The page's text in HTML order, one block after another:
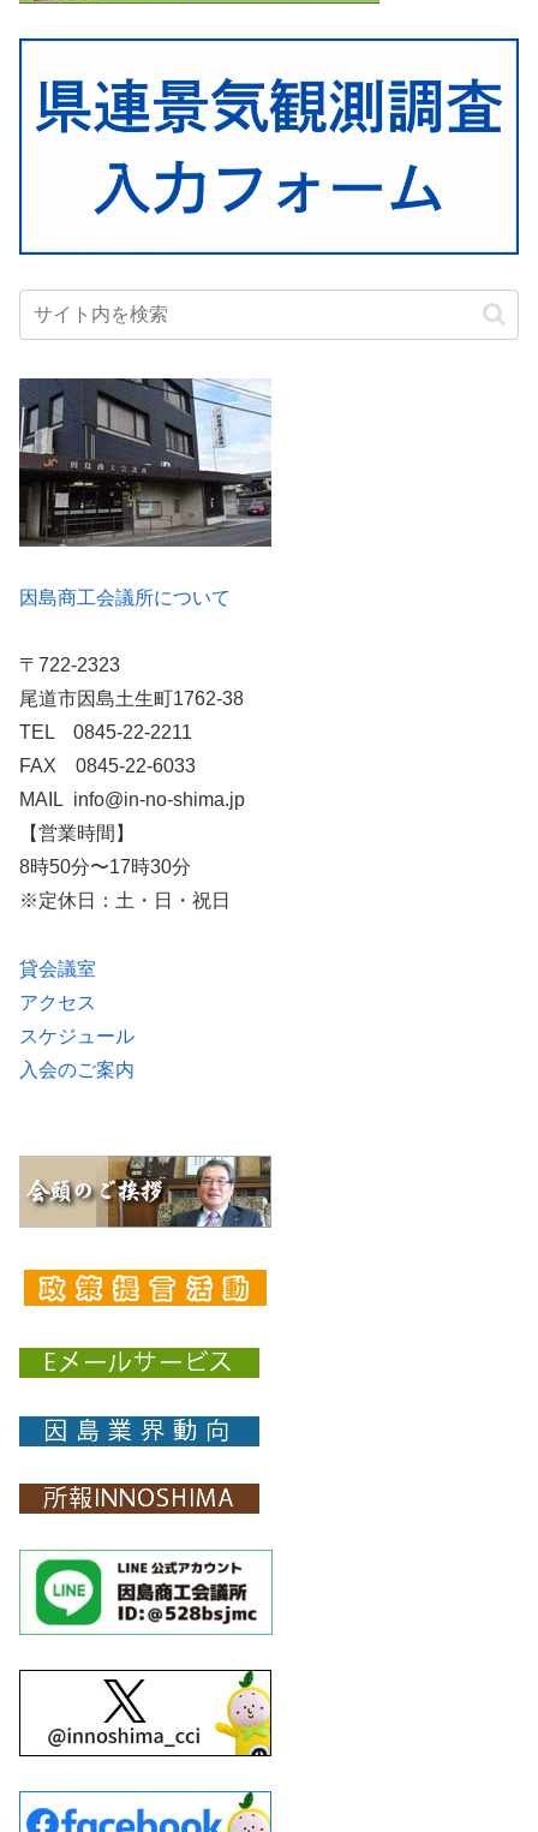
因島商工会議所について
〒722-2323
尾道市因島土生町1762-38
TEL 0845-22-2211
FAX 0845-22-6033
MAIL info@in-no-shima.jp
【営業時間】
8時50分〜17時30分
※定休日：土・日・祝日
貸会議室
アクセス
スケジュール
入会のご案内